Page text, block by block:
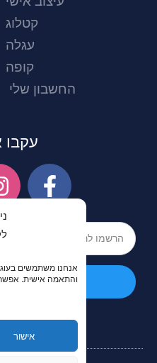
אנחנו משתמשים
והתאמה אישית.
אישור
קטלוג
עגלה
קופה
החשבון שלי
עקבו